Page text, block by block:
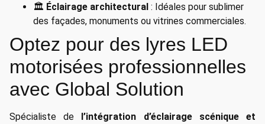
🏛️ Éclairage architectural : Idéales pour sublimer
des façades, monuments ou vitrines commerciales.
Optez pour des lyres LED
motorisées professionnelles
avec Global Solution
Spécialiste de l’intégration d’éclairage scénique et